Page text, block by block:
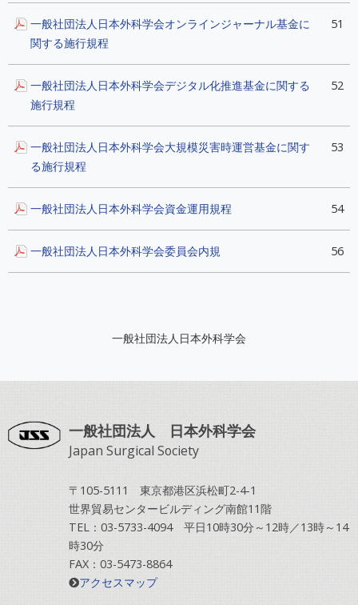
一般社団法人日本外科学会オンラインジャーナル基金に
関する施行規程
51
一般社団法人日本外科学会デジタル化推進基金に関する
施行規程
52
一般社団法人日本外科学会大規模災害時運営基金に関す
る施行規程
53
一般社団法人日本外科学会資金運用規程 54
一般社団法人日本外科学会委員会内規 56
一般社団法人日本外科学会
一般社団法人 日本外科学会
Japan Surgical Society
〒105-5111 東京都港区浜松町2-4-1
世界貿易センタービルディング南館11階
TEL：03-5733-4094 平日10時30分～12時／13時～14
時30分
FAX：03-5473-8864
アクセスマップ